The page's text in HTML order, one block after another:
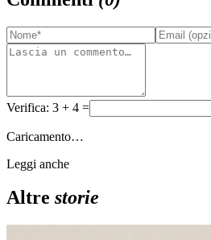
Verifica: 3 + 4 =
Caricamento…
Leggi anche
Altre storie